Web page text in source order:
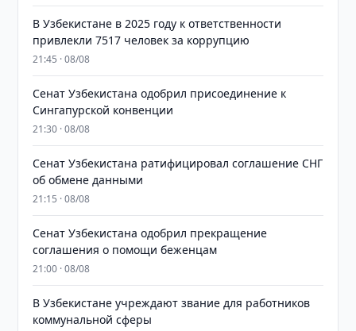
В Узбекистане в 2025 году к ответственности
привлекли 7517 человек за коррупцию
21:45 · 08/08
Сенат Узбекистана одобрил присоединение к
Сингапурской конвенции
21:30 · 08/08
Сенат Узбекистана ратифицировал соглашение СНГ
об обмене данными
21:15 · 08/08
Сенат Узбекистана одобрил прекращение
соглашения о помощи беженцам
21:00 · 08/08
В Узбекистане учреждают звание для работников
коммунальной сферы